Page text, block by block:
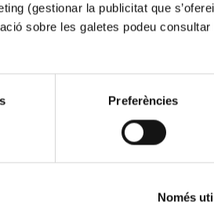
(gestionar la publicitat que
sobre les galetes podeu consultar
Preferències
Només
continuously convert energy
the natural examples, such
of active colloidal particles
to explore and understand the
physical properties and
In this work, led by the
Self-